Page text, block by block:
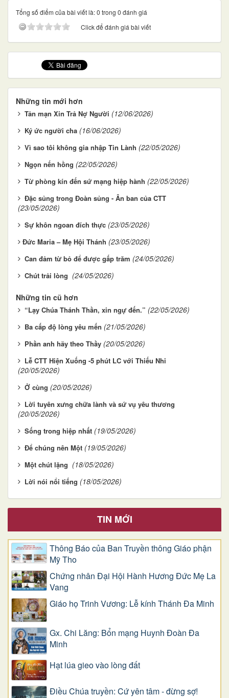
Tổng số điểm của bài viết là: 0 trong 0 đánh giá
Click để đánh giá bài viết
Những tin mới hơn
Tản mạn Xin Trả Nợ Người (12/06/2026)
Ký ức người cha (16/06/2026)
Vì sao tôi không gia nhập Tin Lành (22/05/2026)
Ngọn nến hồng (22/05/2026)
Từ phòng kín đến sứ mạng hiệp hành (22/05/2026)
Đặc sủng trong Đoàn sủng - Ân ban của CTT
(23/05/2026)
Sự khôn ngoan đích thực (23/05/2026)
​​​​​​​Đức Maria – Mẹ Hội Thánh (23/05/2026)
Can đảm từ bỏ để được gấp trăm (24/05/2026)
Chút trải lòng (24/05/2026)
Những tin cũ hơn
“Lạy Chúa Thánh Thần, xin ngự đến.” (22/05/2026)
Ba cấp độ lòng yêu mến (21/05/2026)
Phần anh hãy theo Thầy (20/05/2026)
Lễ CTT Hiện Xuống -5 phút LC với Thiếu Nhi
(20/05/2026)
Ở cùng (20/05/2026)
Lời tuyên xưng chữa lành và sứ vụ yêu thương
(20/05/2026)
Sống trong hiệp nhất (19/05/2026)
Để chúng nên Một (19/05/2026)
Một chút lặng (18/05/2026)
Lời nói nổi tiếng (18/05/2026)
TIN MỚI
Thông Báo của Ban Truyền thông Giáo phận
Mỹ Tho
Chứng nhân Đại Hội Hành Hương Đức Mẹ La
Vang
Giáo họ Trinh Vương: Lễ kính Thánh Đa Minh
Gx. Chi Lăng: Bổn mạng Huynh Đoàn Đa
Minh
Hạt lúa gieo vào lòng đất
Điều Chúa truyền: Cứ yên tâm - đừng sợ!